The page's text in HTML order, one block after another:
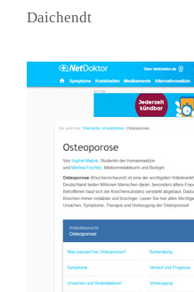
Daichendt